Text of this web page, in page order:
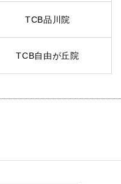
TCB品川院
TCB自由が丘院